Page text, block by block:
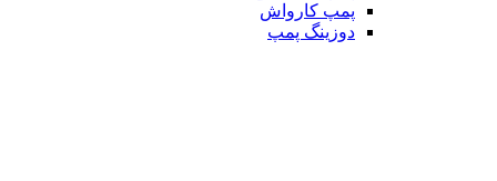
پمپ کارواش
دوزینگ پمپ